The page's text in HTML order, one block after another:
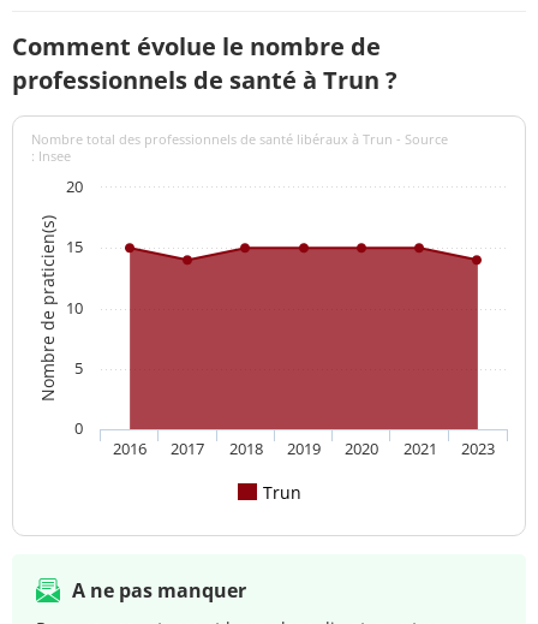
Comment évolue le nombre de
professionnels de santé à Trun ?
Nombre de praticien(s)
Nombre total des professionnels de santé libéraux à Trun - Source
: Insee
Trun
2016 2017 2018 2019 2020 2021 2023
0
5
10
15
20
A ne pas manquer